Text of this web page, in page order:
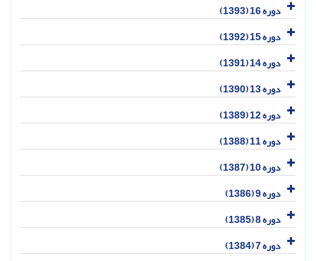
دوره 16 (1393)
دوره 15 (1392)
دوره 14 (1391)
دوره 13 (1390)
دوره 12 (1389)
دوره 11 (1388)
دوره 10 (1387)
دوره 9 (1386)
دوره 8 (1385)
دوره 7 (1384)